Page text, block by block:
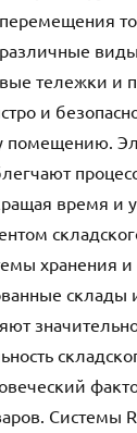
тележки и
и
помещению.
время и
хранения и
склады
Системы